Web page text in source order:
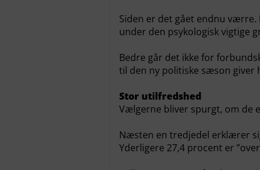
Siden er det gået endnu
under den psykologisk vigtige
Bedre går det ikke for
til den ny politiske sæson giver
Stor utilfredshed
Vælgerne bliver spurgt, om de
Næsten en tredjedel erklærer
Yderligere 27,4 procent er